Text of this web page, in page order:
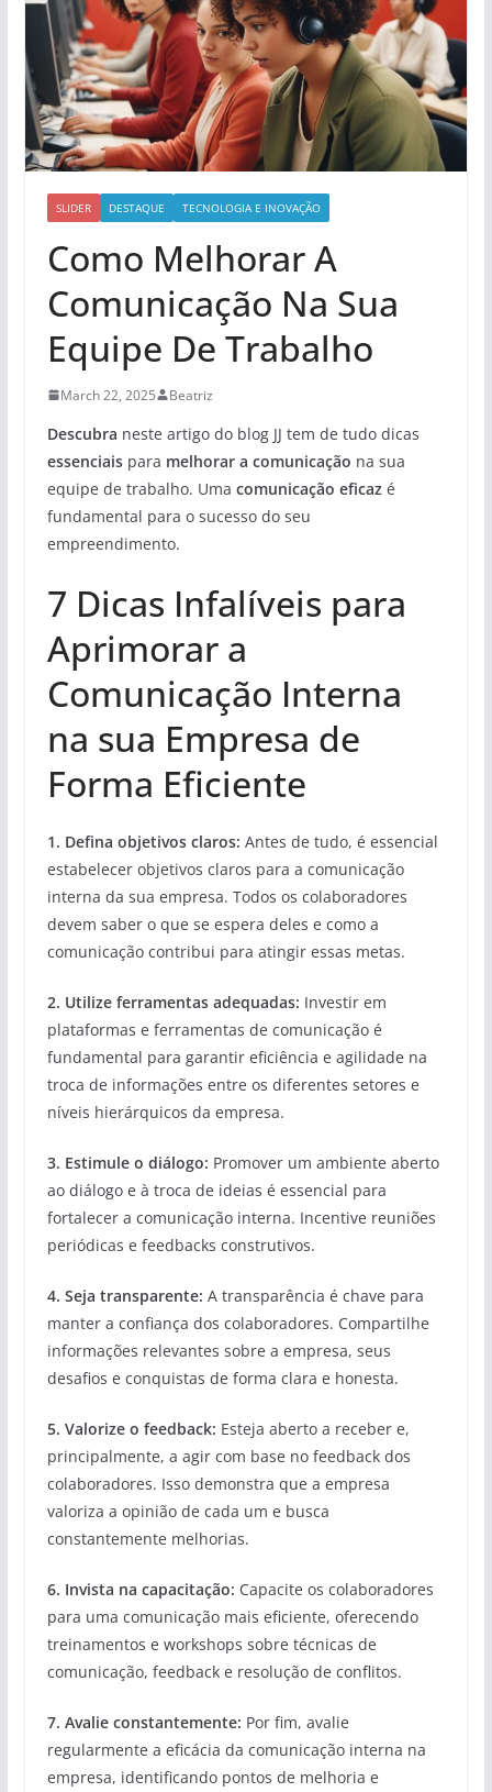
SLIDER DESTAQUE TECNOLOGIA E INOVAÇÃO
Como Melhorar A
Comunicação Na Sua
Equipe De Trabalho
March 22, 2025 Beatriz
Descubra neste artigo do blog JJ tem de tudo dicas
essenciaispara melhorar a comunicação na sua
equipe de trabalho. Uma comunicação eficazé
fundamental para o sucesso do seu
empreendimento.
7 Dicas Infalíveis para
Aprimorar a
Comunicação Interna
na sua Empresa de
Forma Eficiente
1. Defina objetivos claros: Antes de tudo, é essencial
estabelecer objetivos claros para a comunicação
interna da sua empresa. Todos os colaboradores
devem saber o que se espera deles e como a
comunicação contribui para atingir essas metas.
2. Utilize ferramentas adequadas: Investir em
plataformas e ferramentas de comunicação é
fundamental para garantir eficiência e agilidade na
troca de informações entre os diferentes setores e
níveis hierárquicos da empresa.
3. Estimule o diálogo: Promover um ambiente aberto
ao diálogo e à troca de ideias é essencial para
fortalecer a comunicação interna. Incentive reuniões
periódicas e feedbacks construtivos.
4. Seja transparente: A transparência é chave para
manter a confiança dos colaboradores. Compartilhe
informações relevantes sobre a empresa, seus
desafios e conquistas de forma clara e honesta.
5. Valorize o feedback: Esteja aberto a receber e,
principalmente, a agir com base no feedback dos
colaboradores. Isso demonstra que a empresa
valoriza a opinião de cada um e busca
constantemente melhorias.
6. Invista na capacitação: Capacite os colaboradores
para uma comunicação mais eficiente, oferecendo
treinamentos e workshops sobre técnicas de
comunicação, feedback e resolução de conflitos.
7. Avalie constantemente: Por fim, avalie
regularmente a eficácia da comunicação interna na
empresa, identificando pontos de melhoria e